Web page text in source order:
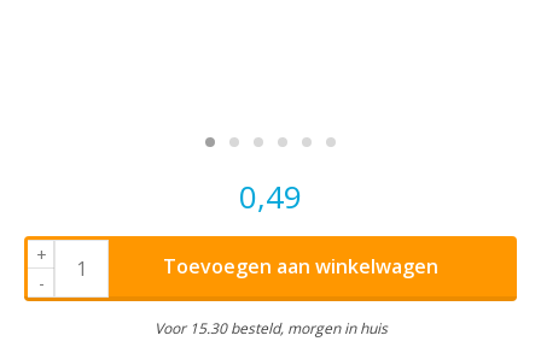
0,49
+
-
Toevoegen aan winkelwagen
Voor 15.30 besteld, morgen in huis